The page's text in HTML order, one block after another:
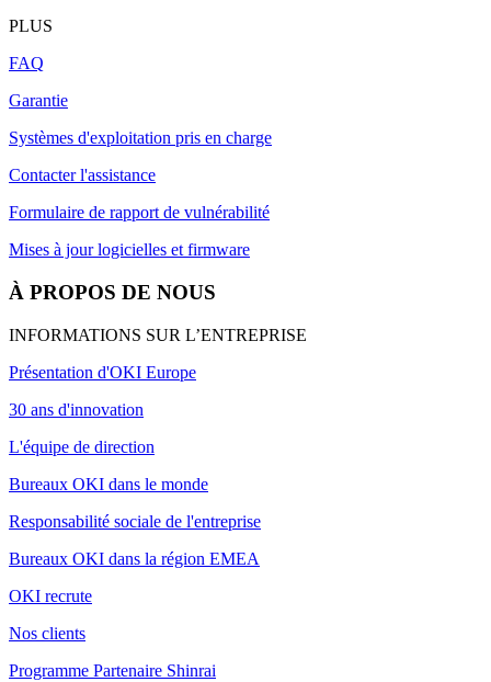
PLUS
FAQ
Garantie
Systèmes d'exploitation pris en charge
Contacter l'assistance
Formulaire de rapport de vulnérabilité
Mises à jour logicielles et firmware
À PROPOS DE NOUS
INFORMATIONS SUR L’ENTREPRISE
Présentation d'OKI Europe
30 ans d'innovation
L'équipe de direction
Bureaux OKI dans le monde
Responsabilité sociale de l'entreprise
Bureaux OKI dans la région EMEA
OKI recrute
Nos clients
Programme Partenaire Shinrai